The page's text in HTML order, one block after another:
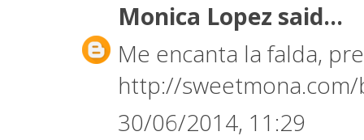
Monica Lopez said...
Me encanta la falda,
http://
30/06/2014, 11:29